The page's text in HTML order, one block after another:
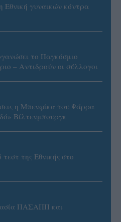
Εθνική γυναικών κόντρα
το Παγκόσμιο
– Αντιδρούν οι σύλλογοι
η Μπενφίκα του Ψάρρα
Βίλτενμπουργκ
της Εθνικής στο
ΠΑΣΑΠΠ και